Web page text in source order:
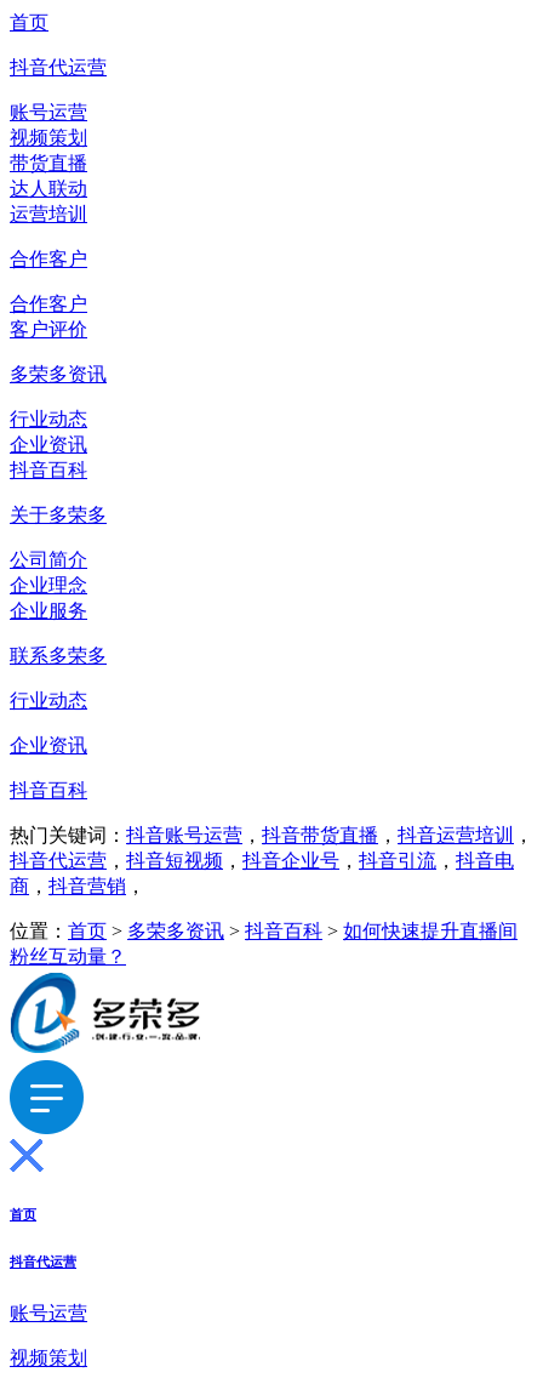
首页
抖音代运营
账号运营
视频策划
带货直播
达人联动
运营培训
合作客户
合作客户
客户评价
多荣多资讯
行业动态
企业资讯
抖音百科
关于多荣多
公司简介
企业理念
企业服务
联系多荣多
行业动态
企业资讯
抖音百科
热门关键词： 抖音账号运营 ， 抖音带货直播 ， 抖音运营培训
，
抖音代运营 ， 抖音短视频 ， 抖音企业号 ， 抖音引流 ， 抖音电
商 ， 抖音营销 ，
位置： 首页 > 多荣多资讯 > 抖音百科 > 如何快速提升直播间
粉丝互动量？
首页
抖音代运营
账号运营
视频策划